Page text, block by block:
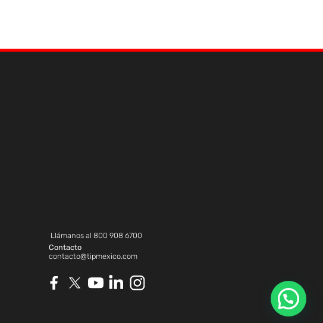
Llámanos al 800 908 6700
Contacto
contacto@tipmexico.com